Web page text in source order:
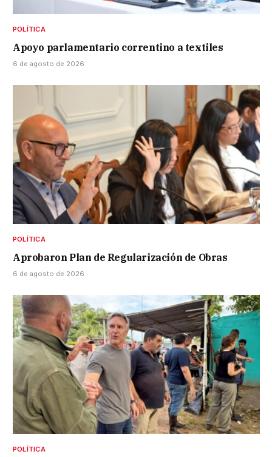
POLÍTICA
Apoyo parlamentario correntino a textiles
6 de agosto de 2026
POLÍTICA
Aprobaron Plan de Regularización de Obras
6 de agosto de 2026
POLÍTICA